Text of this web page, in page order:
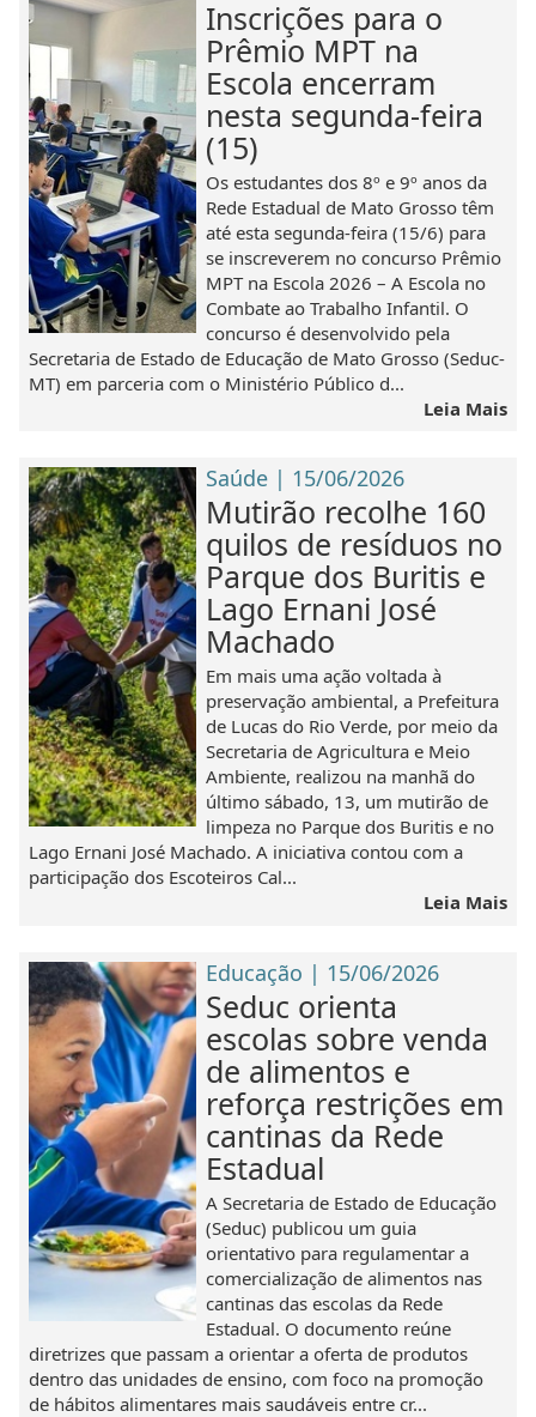
Inscrições para o
Prêmio MPT na
Escola encerram
nesta segunda-feira
(15)
Os estudantes dos 8º e 9º anos da
Rede Estadual de Mato Grosso têm
até esta segunda-feira (15/6) para
se inscreverem no concurso Prêmio
MPT na Escola 2026 – A Escola no
Combate ao Trabalho Infantil. O
concurso é desenvolvido pela
Secretaria de Estado de Educação de Mato Grosso (Seduc-
MT) em parceria com o Ministério Público d...
Leia Mais
Saúde | 15/06/2026
Mutirão recolhe 160
quilos de resíduos no
Parque dos Buritis e
Lago Ernani José
Machado
Em mais uma ação voltada à
preservação ambiental, a Prefeitura
de Lucas do Rio Verde, por meio da
Secretaria de Agricultura e Meio
Ambiente, realizou na manhã do
último sábado, 13, um mutirão de
limpeza no Parque dos Buritis e no
Lago Ernani José Machado. A iniciativa contou com a
participação dos Escoteiros Cal...
Leia Mais
Educação | 15/06/2026
Seduc orienta
escolas sobre venda
de alimentos e
reforça restrições em
cantinas da Rede
Estadual
A Secretaria de Estado de Educação
(Seduc) publicou um guia
orientativo para regulamentar a
comercialização de alimentos nas
cantinas das escolas da Rede
Estadual. O documento reúne
diretrizes que passam a orientar a oferta de produtos
dentro das unidades de ensino, com foco na promoção
de hábitos alimentares mais saudáveis entre cr...